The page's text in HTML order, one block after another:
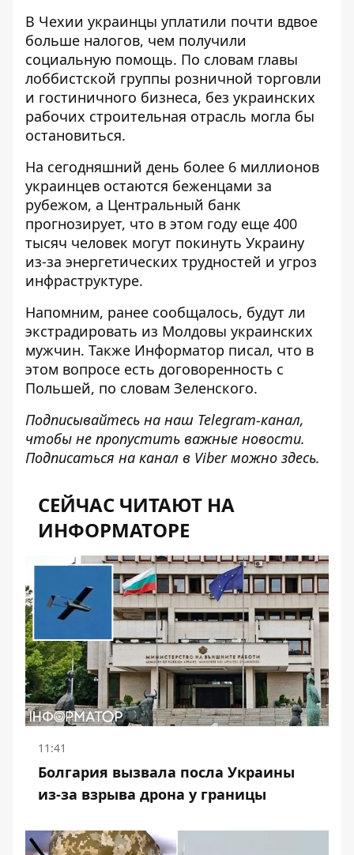
В Чехии украинцы уплатили почти вдвое
больше налогов, чем получили
социальную помощь. По словам главы
лоббистской группы розничной торговли
и гостиничного бизнеса, без украинских
рабочих строительная отрасль могла бы
остановиться.
На сегодняшний день более 6 миллионов
украинцев остаются беженцами за
рубежом, а Центральный банк
прогнозирует, что в этом году еще 400
тысяч человек могут покинуть Украину
из-за энергетических трудностей и угроз
инфраструктуре.
Напомним, ранее сообщалось, будут ли
экстрадировать из Молдовы украинских
мужчин. Также Информатор писал, что в
этом вопросе есть договоренность с
Польшей, по словам Зеленского.
Подписывайтесь на наш Telegram-канал,
чтобы не пропустить важные новости.
Подписаться на канал в Viber можно здесь.
СЕЙЧАС ЧИТАЮТ НА
ИНФОРМАТОРЕ
11:41
Болгария вызвала посла Украины
из-за взрыва дрона у границы